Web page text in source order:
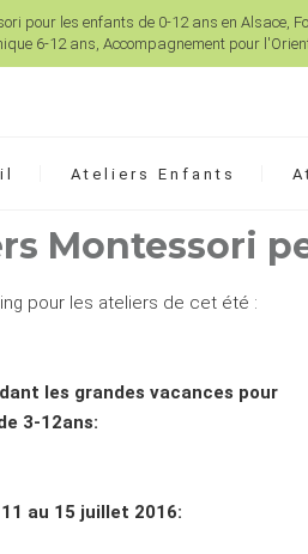
pour les enfants de 0-12 ans en Alsace,
6-12 ans, Accompagnement pour
Ateliers Enfants
Montessori
pour les ateliers de cet été :
les grandes vacances pour
3-12ans:
au 15 juillet 2016: